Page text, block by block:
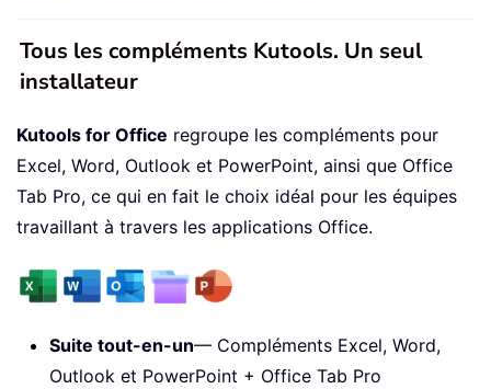
Tous les compléments Kutools. Un seul
installateur
Kutools for Office regroupe les compléments pour
Excel, Word, Outlook et PowerPoint, ainsi que Office
Tab Pro, ce qui en fait le choix idéal pour les équipes
travaillant à travers les applications Office.
Suite tout-en-un— Compléments Excel, Word,
Outlook et PowerPoint + Office Tab Pro